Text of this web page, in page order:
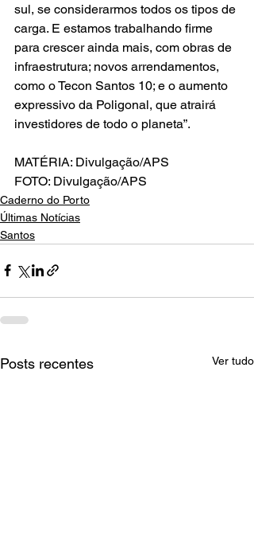
sul, se considerarmos todos os tipos de
carga. E estamos trabalhando firme
para crescer ainda mais, com obras de
infraestrutura; novos arrendamentos,
como o Tecon Santos 10; e o aumento
expressivo da Poligonal, que atrairá
investidores de todo o planeta”.
MATÉRIA: Divulgação/APS
FOTO: Divulgação/APS
Caderno do Porto
Últimas Notícias
Santos
Posts recentes Ver tudo